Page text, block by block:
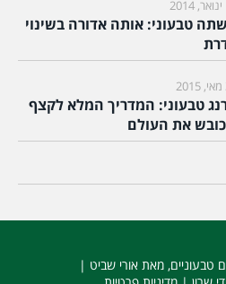
טבעוני: אותה אדורה בשינוי
טבעוני: המדריך המלא לקצף
את העולם
טבעוניים, מאת אורי שביט |